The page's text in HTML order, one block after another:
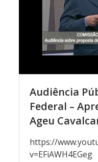
Audiência
Federal –
Ageu
https://
v=EFiAWH4EGeg